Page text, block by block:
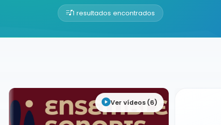
1 resultados encontrados
Buscador de músicos
Ver vídeos (6)